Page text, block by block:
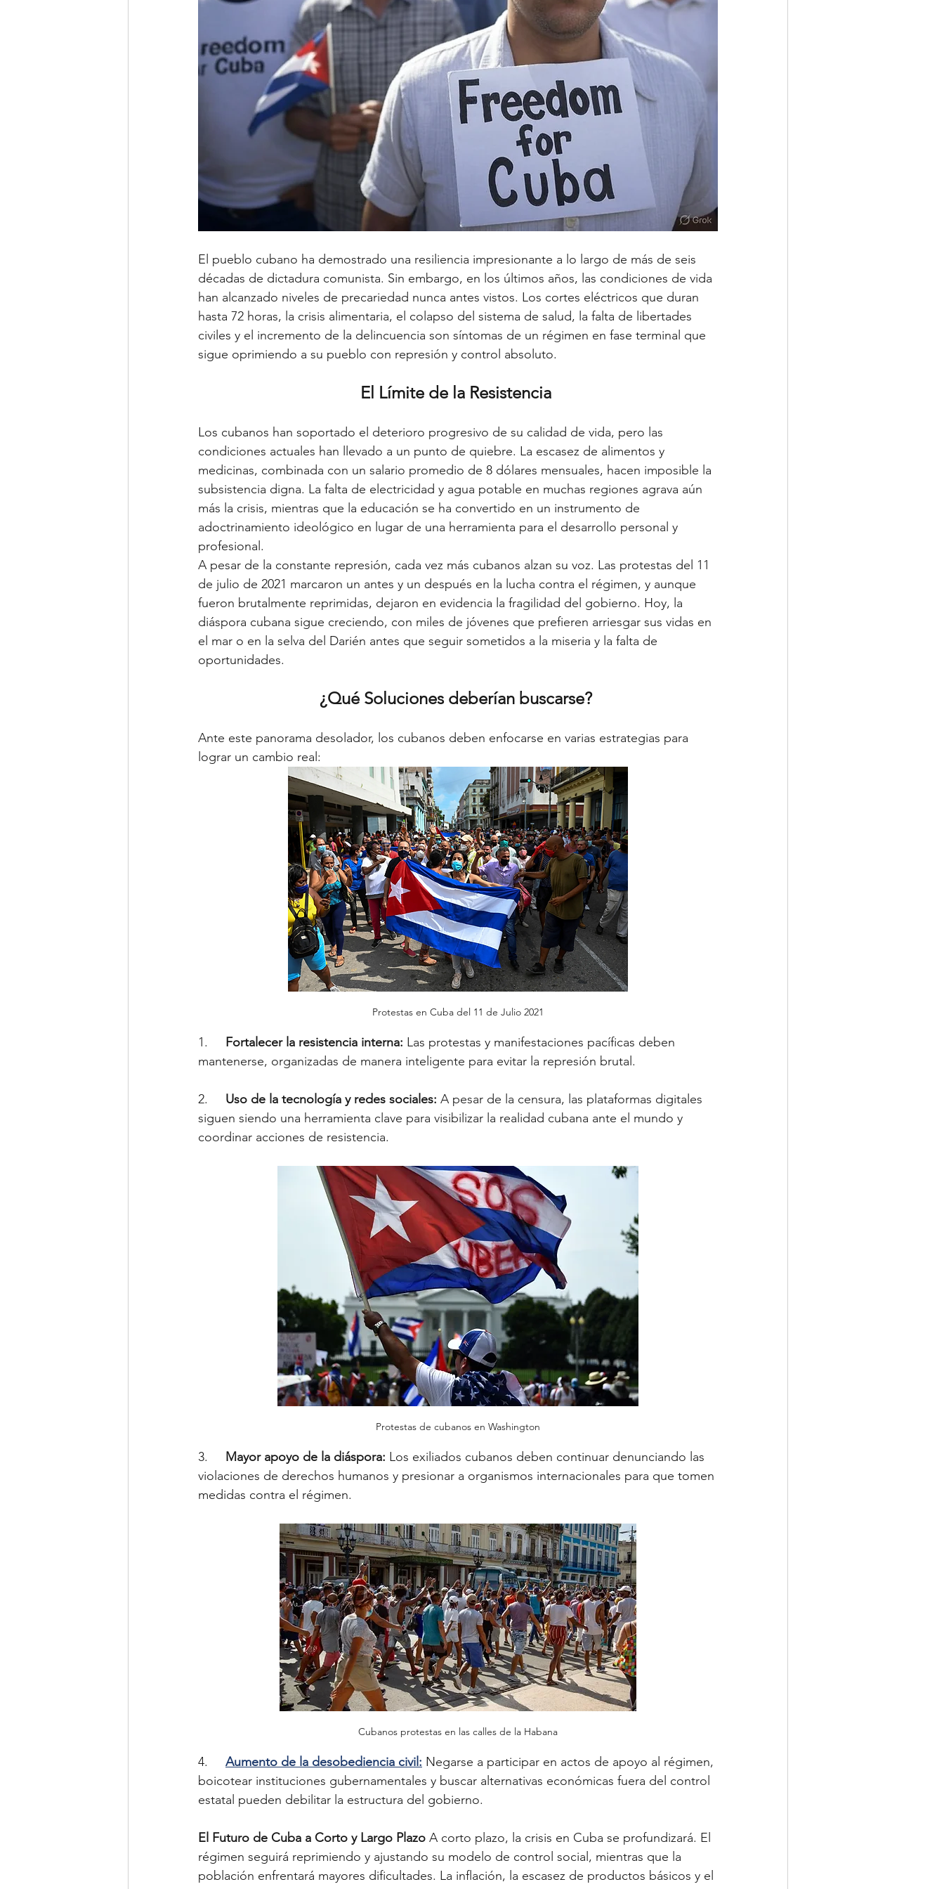
El pueblo cubano ha demostrado una resiliencia impresionante a lo largo de más de seis
décadas de dictadura comunista. Sin embargo, en los últimos años, las condiciones de vida
han alcanzado niveles de precariedad nunca antes vistos. Los cortes eléctricos que duran
hasta 72 horas, la crisis alimentaria, el colapso del sistema de salud, la falta de libertades
civiles y el incremento de la delincuencia son síntomas de un régimen en fase terminal que
sigue oprimiendo a su pueblo con represión y control absoluto.
El Límite de la Resistencia
Los cubanos han soportado el deterioro progresivo de su calidad de vida, pero las
condiciones actuales han llevado a un punto de quiebre. La escasez de alimentos y
medicinas, combinada con un salario promedio de 8 dólares mensuales, hacen imposible la
subsistencia digna. La falta de electricidad y agua potable en muchas regiones agrava aún
más la crisis, mientras que la educación se ha convertido en un instrumento de
adoctrinamiento ideológico en lugar de una herramienta para el desarrollo personal y
profesional.
A pesar de la constante represión, cada vez más cubanos alzan su voz. Las protestas del 11
de julio de 2021 marcaron un antes y un después en la lucha contra el régimen, y aunque
fueron brutalmente reprimidas, dejaron en evidencia la fragilidad del gobierno. Hoy, la
diáspora cubana sigue creciendo, con miles de jóvenes que prefieren arriesgar sus vidas en
el mar o en la selva del Darién antes que seguir sometidos a la miseria y la falta de
oportunidades.
¿Qué Soluciones deberían buscarse?
Ante este panorama desolador, los cubanos deben enfocarse en varias estrategias para
lograr un cambio real:
Protestas en Cuba del 11 de Julio 2021
1. Fortalecer la resistencia interna: Las protestas y manifestaciones pacíficas deben
mantenerse, organizadas de manera inteligente para evitar la represión brutal.
2. Uso de la tecnología y redes sociales: A pesar de la censura, las plataformas digitales
siguen siendo una herramienta clave para visibilizar la realidad cubana ante el mundo y
coordinar acciones de resistencia.
Protestas de cubanos en Washington
3. Mayor apoyo de la diáspora: Los exiliados cubanos deben continuar denunciando las
violaciones de derechos humanos y presionar a organismos internacionales para que tomen
medidas contra el régimen.
Cubanos protestas en las calles de la Habana
4. Aumento de la desobediencia civil: Negarse a participar en actos de apoyo al régimen,
boicotear instituciones gubernamentales y buscar alternativas económicas fuera del control
estatal pueden debilitar la estructura del gobierno.
El Futuro de Cuba a Corto y Largo Plazo A corto plazo, la crisis en Cuba se profundizará. El
régimen seguirá reprimiendo y ajustando su modelo de control social, mientras que la
población enfrentará mayores dificultades. La inflación, la escasez de productos básicos y el